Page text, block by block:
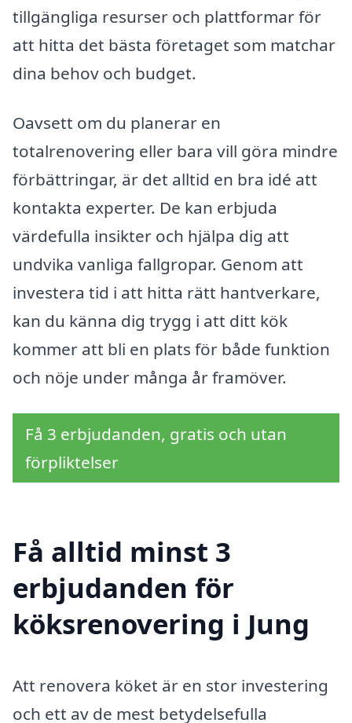
tillgängliga resurser och plattformar för
att hitta det bästa företaget som matchar
dina behov och budget.
Oavsett om du planerar en
totalrenovering eller bara vill göra mindre
förbättringar, är det alltid en bra idé att
kontakta experter. De kan erbjuda
värdefulla insikter och hjälpa dig att
undvika vanliga fallgropar. Genom att
investera tid i att hitta rätt hantverkare,
kan du känna dig trygg i att ditt kök
kommer att bli en plats för både funktion
och nöje under många år framöver.
Få 3 erbjudanden, gratis och utan
förpliktelser
Få alltid minst 3
erbjudanden för
köksrenovering i Jung
Att renovera köket är en stor investering
och ett av de mest betydelsefulla